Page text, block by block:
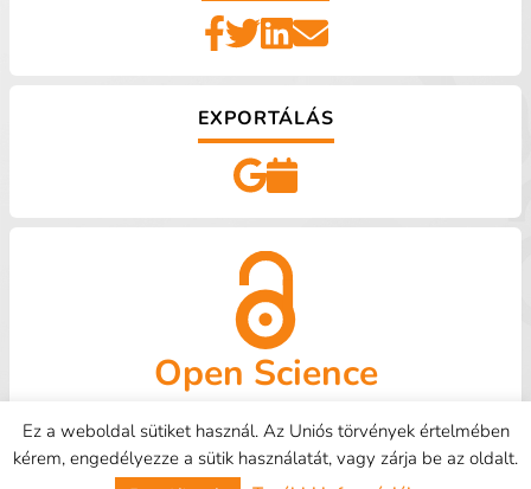
EXPORTÁLÁS
Open Science
DEENK - 2026
Ez a weboldal sütiket használ. Az Uniós törvények értelmében
kérem, engedélyezze a sütik használatát, vagy zárja be az oldalt.